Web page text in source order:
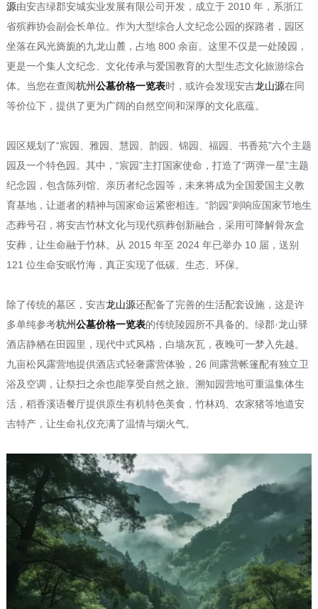
源由安吉绿郡安城实业发展有限公司开发，成立于 2010 年，系浙江
省殡葬协会副会长单位。作为大型综合人文纪念公园的探路者，园区
坐落在风光旖旎的九龙山麓，占地 800 余亩。这里不仅是一处陵园，
更是一个集人文纪念、文化传承与爱国教育的大型生态文化旅游综合
体。当您在查阅杭州公墓价格一览表时，或许会发现安吉龙山源在同
等价位下，提供了更为广阔的自然空间和深厚的文化底蕴。
园区规划了“宸园、雅园、慧园、韵园、锦园、福园、书香苑”六个主题
园及一个特色园。其中，“宸园”主打国家使命，打造了“两弹一星”主题
纪念园，包含陈列馆、亲历者纪念园等，未来将成为全国爱国主义教
育基地，让逝者的精神与国家命运紧密相连。“韵园”则响应国家节地生
态葬号召，将安吉竹林文化与现代殡葬创新融合，采用可降解骨灰盒
安葬，让生命融于竹林。从 2015 年至 2024 年已举办 10 届，送别
121 位生命安眠竹海，真正实现了低碳、生态、环保。
除了传统的墓区，安吉龙山源还配备了完善的生活配套设施，这是许
多单纯参考杭州公墓价格一览表的传统陵园所不具备的。绿郡·龙山驿
酒店静栖在田园里，现代中式风格，白墙灰瓦，夜晚可一梦入先越。
九亩松风露营地提供酒店式轻奢露营体验，26 间露营帐篷配有独立卫
浴及空调，让祭扫之余也能享受自然之旅。溯知园营地可重温集体生
活，稻香溪语餐厅提供原生有机特色美食，竹林鸡、农家猪等地道安
吉特产，让生命礼仪充满了温情与烟火气。